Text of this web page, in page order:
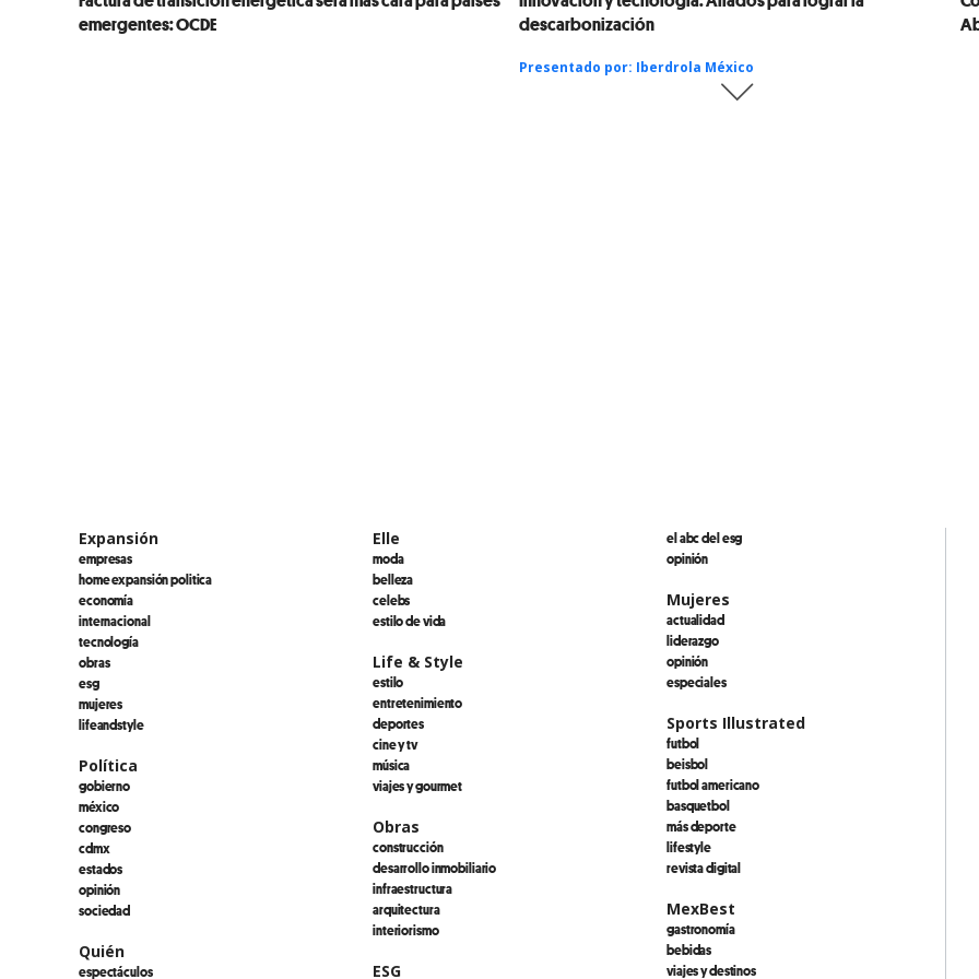
emergentes: OCDE
descarbonización
Presentado por: Iberdrola México
Expansión
empresas
home expansión politica
economía
internacional
tecnología
obras
esg
mujeres
lifeandstyle
Política
gobierno
méxico
congreso
cdmx
estados
opinión
sociedad
Quién
espectáculos
Elle
moda
belleza
celebs
estilo de vida
Life & Style
estilo
entretenimiento
deportes
cine y tv
música
viajes y gourmet
Obras
construcción
desarrollo inmobiliario
infraestructura
arquitectura
interiorismo
ESG
el abc del esg
opinión
Mujeres
actualidad
liderazgo
opinión
especiales
Sports Illustrated
futbol
beisbol
futbol americano
basquetbol
más deporte
lifestyle
revista digital
MexBest
gastronomía
bebidas
viajes y destinos